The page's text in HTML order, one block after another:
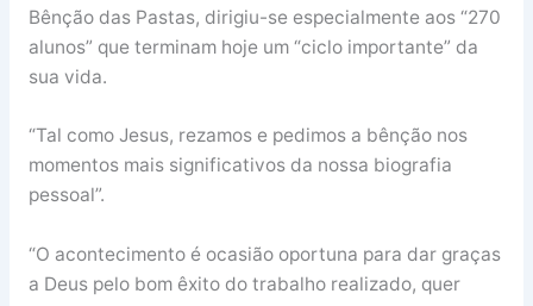
Bênção das Pastas, dirigiu-se especialmente aos “270
alunos” que terminam hoje um “ciclo importante” da
sua vida.
“Tal como Jesus, rezamos e pedimos a bênção nos
momentos mais significativos da nossa biografia
pessoal”.
“O acontecimento é ocasião oportuna para dar graças
a Deus pelo bom êxito do trabalho realizado, quer